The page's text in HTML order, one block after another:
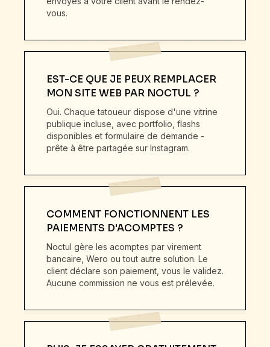
vous.
EST-CE QUE JE PEUX REMPLACER
MON SITE WEB PAR NOCTUL ?
Oui. Chaque tatoueur dispose d'une vitrine
publique incluse, avec portfolio, flashs
disponibles et formulaire de demande -
prête à être partagée sur Instagram.
COMMENT FONCTIONNENT LES
PAIEMENTS D'ACOMPTES ?
Noctul gère les acomptes par virement
bancaire, Wero ou tout autre solution. Le
client déclare son paiement, vous le validez.
Aucune commission ne vous est prélevée.